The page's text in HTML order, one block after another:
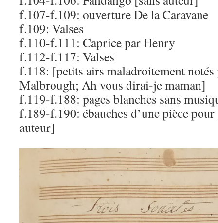
f.107-f.109: ouverture De la Caravane
f.109: Valses
f.110-f.111: Caprice par Henry
f.112-f.117: Valses
f.118: [petits airs maladroitement notés
Malbrough; Ah vous dirai-je maman]
f.119-f.188: pages blanches sans
f.189-f.190: ébauches d’une pièce
auteur]